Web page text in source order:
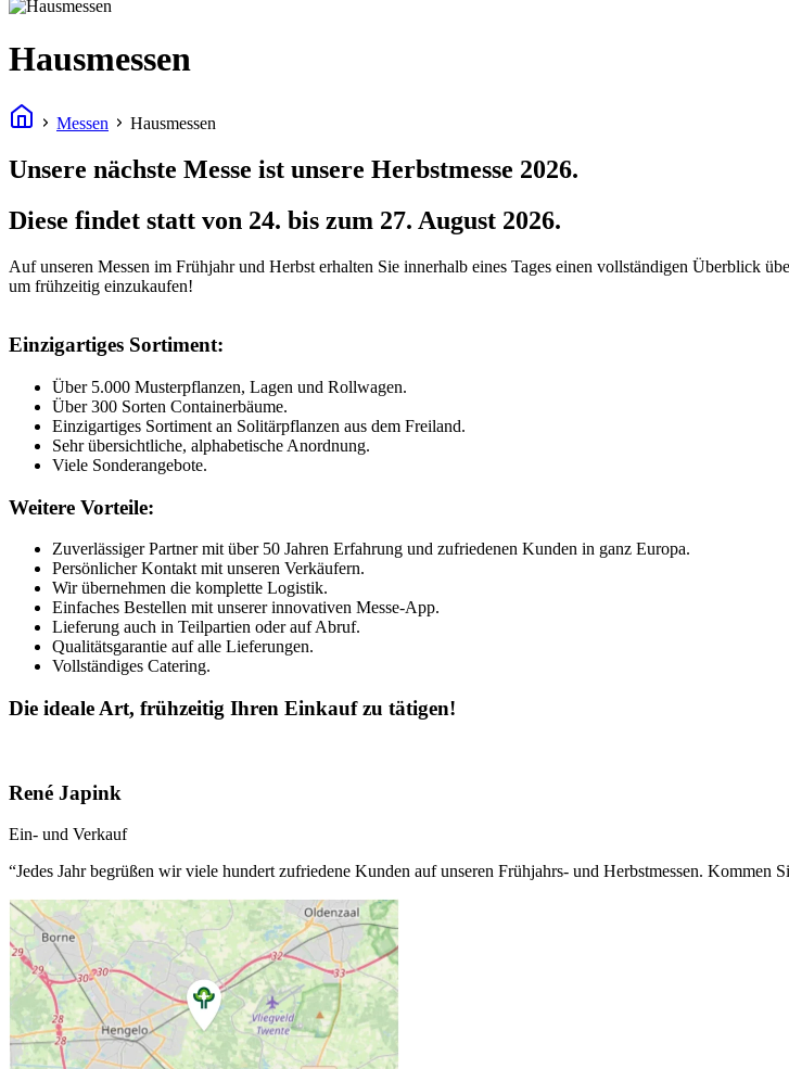
Hausmessen
Messen Hausmessen
Unsere nächste Messe ist unsere Herbstmesse 2026.
Diese findet statt von 24. bis zum 27. August 2026.
Auf unseren Messen im Frühjahr und Herbst erhalten Sie innerhalb eines Tages einen vollständigen Überblick
um frühzeitig einzukaufen!
Einzigartiges Sortiment:
Über 5.000 Musterpflanzen, Lagen und Rollwagen.
Über 300 Sorten Containerbäume.
Einzigartiges Sortiment an Solitärpflanzen aus dem Freiland.
Sehr übersichtliche, alphabetische Anordnung.
Viele Sonderangebote.
Weitere Vorteile:
Zuverlässiger Partner mit über 50 Jahren Erfahrung und zufriedenen Kunden in ganz Europa.
Persönlicher Kontakt mit unseren Verkäufern.
Wir übernehmen die komplette Logistik.
Einfaches Bestellen mit unserer innovativen Messe-App.
Lieferung auch in Teilpartien oder auf Abruf.
Qualitätsgarantie auf alle Lieferungen.
Vollständiges Catering.
Die ideale Art, frühzeitig Ihren Einkauf zu tätigen!
René Japink
Ein- und Verkauf
“Jedes Jahr begrüßen wir viele hundert zufriedene Kunden auf unseren Frühjahrs- und Herbstmessen. Kommen